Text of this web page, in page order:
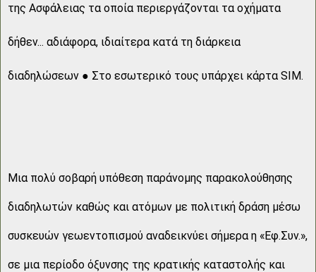
της Ασφάλειας τα οποία περιεργάζονται τα οχήματα
δήθεν... αδιάφορα, ιδιαίτερα κατά τη διάρκεια
διαδηλώσεων ● Στο εσωτερικό τους υπάρχει κάρτα SIM.
Μια πολύ σοβαρή υπόθεση παράνομης παρακολούθησης
διαδηλωτών καθώς και ατόμων με πολιτική δράση μέσω
συσκευών γεωεντοπισμού αναδεικνύει σήμερα η «Εφ.Συν.»,
σε μια περίοδο όξυνσης της κρατικής καταστολής και